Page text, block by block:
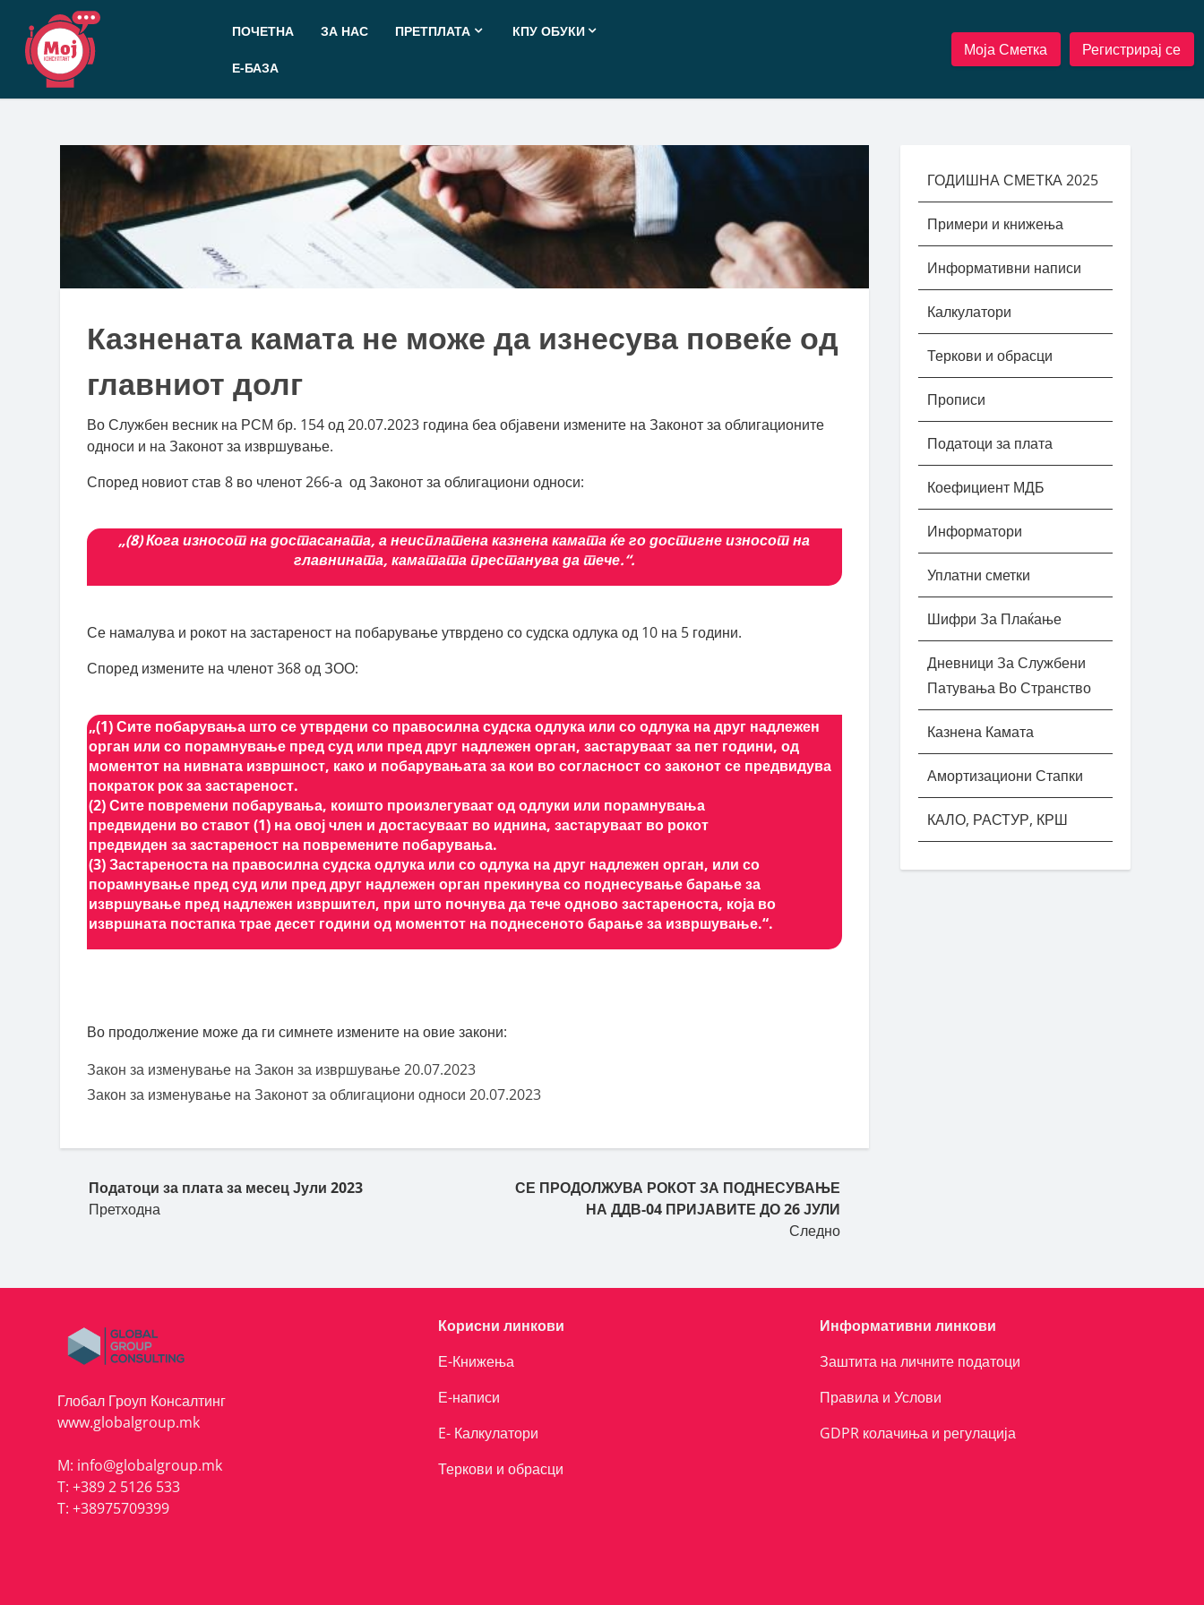
Прескокнете
содржината
ПОЧЕТНА ЗА НАС ПРЕТПЛАТА КПУ ОБУКИ
Е-БАЗА
Моја Сметка Регистрирај се
Казнената камата не може да изнесува повеќе од
главниот долг
Во Службен весник на РСМ бр. 154 од 20.07.2023 година беа објавени измените на Законот за облигационите
односи и на Законот за извршување.
Според новиот став 8 во членот 266-а од Законот за облигациони односи:
„(8) Кога износот на достасаната, а неисплатена казнена камата ќе го достигне износот на
главнината, каматата престанува да тече.“.
Се намалува и рокот на застареност на побарување утврдено со судска одлука од 10 на 5 години.
Според измените на членот 368 од ЗОО:
„(1) Сите побарувања што се утврдени со правосилна судска одлука или со одлука на друг надлежен
орган или со порамнување пред суд или пред друг надлежен орган, застаруваат за пет години, од
моментот на нивната извршност, како и побарувањата за кои во согласност со законот се предвидува
пократок рок за застареност.
(2) Сите повремени побарувања, коишто произлегуваат од одлуки или порамнувања
предвидени во ставот (1) на овој член и достасуваат во иднина, застаруваат во рокот
предвиден за застареност на повремените побарувања.
(3) Застареноста на правосилна судска одлука или со одлука на друг надлежен орган, или со
порамнување пред суд или пред друг надлежен орган прекинува со поднесување барање за
извршување пред надлежен извршител, при што почнува да тече одново застареноста, која во
извршната постапка трае десет години од моментот на поднесеното барање за извршување.“.
Во продолжение може да ги симнете измените на овие закони:
Закон за изменување на Закон за извршување 20.07.2023
Закон за изменување на Законот за облигациони односи 20.07.2023
Податоци за плата за месец Јули 2023
Претходна
СЕ ПРОДОЛЖУВА РОКОТ ЗА ПОДНЕСУВАЊЕ
НА ДДВ-04 ПРИЈАВИТЕ ДО 26 ЈУЛИ
Следно
ГОДИШНА СМЕТКА 2025
Примери и книжења
Информативни написи
Калкулатори
Теркови и обрасци
Прописи
Податоци за плата
Коефициент МДБ
Информатори
Уплатни сметки
Шифри За Плаќање
Дневници За Службени
Патувања Во Странство
Казнена Камата
Амортизациони Стапки
КАЛО, РАСТУР, КРШ
Глобал Гроуп Консалтинг
www.globalgroup.mk
M: info@globalgroup.mk
T: +389 2 5126 533
T: +38975709399
Корисни линкови
Е-Книжења
Е-написи
E- Калкулатори
Теркови и обрасци
Информативни линкови
Заштита на личните податоци
Правила и Услови
GDPR колачиња и регулација